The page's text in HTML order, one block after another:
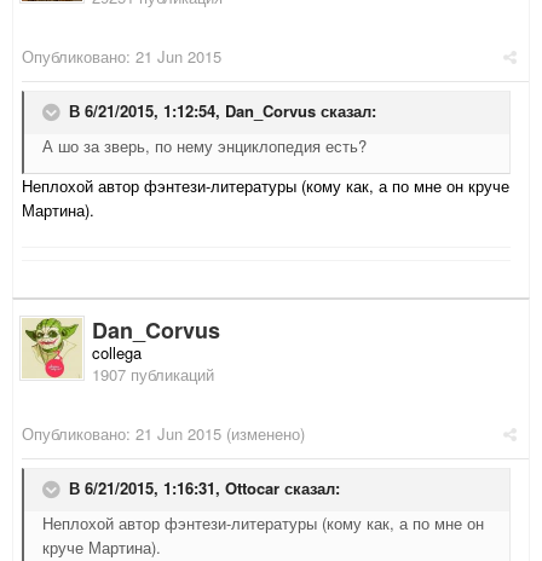
Опубликовано: 21 Jun 2015
В 6/21/2015, 1:12:54, Dan_Corvus сказал:
А шо за зверь, по нему энциклопедия есть?
Неплохой автор фэнтези-литературы (кому как, а по мне он круче
Мартина).
Dan_Corvus
collega
1907 публикаций
Опубликовано: 21 Jun 2015 (изменено)
В 6/21/2015, 1:16:31, Ottocar сказал:
Неплохой автор фэнтези-литературы (кому как, а по мне он
круче Мартина).